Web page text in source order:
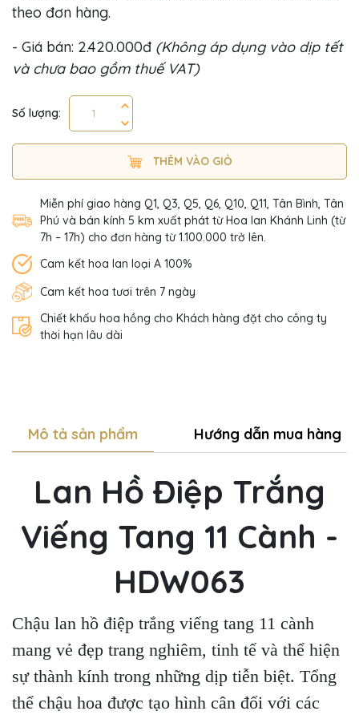
theo đơn hàng.
- Giá bán: 2.420.000đ (Không áp dụng vào dịp tết
và chưa bao gồm thuế VAT)
Số lượng:
THÊM VÀO GIỎ
Miễn phí giao hàng Q1, Q3, Q5, Q6, Q10, Q11, Tân Bình, Tân
Phú và bán kính 5 km xuất phát từ Hoa lan Khánh Linh (từ
7h – 17h) cho đơn hàng từ 1.100.000 trở lên.
Cam kết hoa lan loại A 100%
Cam kết hoa tươi trên 7 ngày
Chiết khấu hoa hồng cho Khách hàng đặt cho công ty
thời hạn lâu dài
Mô tả sản phẩm Hướng dẫn mua hàng
Lan Hồ Điệp Trắng
Viếng Tang 11 Cành -
HDW063
Chậu lan hồ điệp trắng viếng tang 11 cành
mang vẻ đẹp trang nghiêm, tinh tế và thể hiện
sự thành kính trong những dịp tiễn biệt. Tổng
thể chậu hoa được tạo hình cân đối với các